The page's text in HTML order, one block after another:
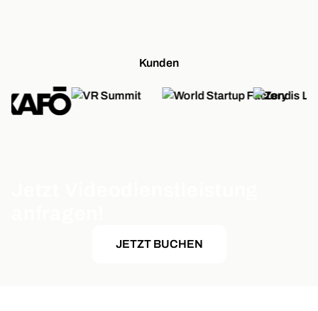
Kunden
JETZT BUCHEN